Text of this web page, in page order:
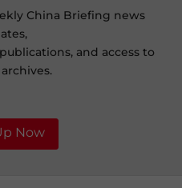
China Briefing news
and access to
Now